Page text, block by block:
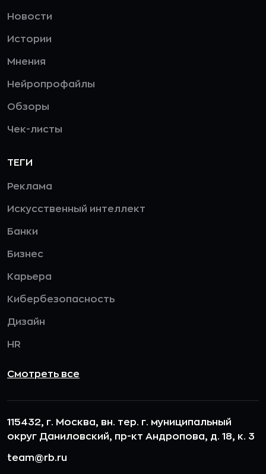
Новости
Истории
Мнения
Нейропрофайлы
Обзоры
Чек-листы
ТЕГИ
Реклама
Искусственный интеллект
Банки
Бизнес
Карьера
Кибербезопасность
Дизайн
HR
Смотреть все
115432, г. Москва, вн. тер. г. муниципальный
округ Даниловский, пр-кт Андропова, д. 18, к. 3
team@rb.ru